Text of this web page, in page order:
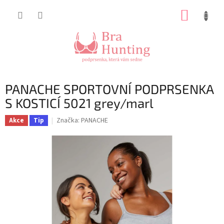
PANACHE SPORTOVNÍ PODPRSENKA
S KOSTICÍ 5021 grey/marl
Akce Tip Značka: PANACHE